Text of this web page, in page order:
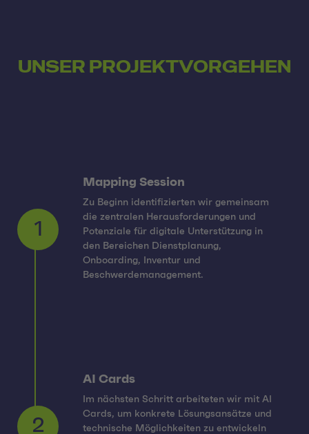
UNSER PROJEKTVORGEHEN
Mapping Session
Zu Beginn identifizierten wir gemeinsam
die zentralen Herausforderungen und
Potenziale für digitale Unterstützung in
den Bereichen Dienstplanung,
Onboarding, Inventur und
Beschwerdemanagement.
AI Cards
Im nächsten Schritt arbeiteten wir mit AI
Cards, um konkrete Lösungsansätze und
technische Möglichkeiten zu entwickeln